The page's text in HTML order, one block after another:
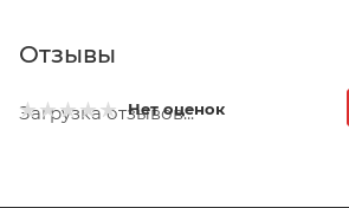
Отзывы
Нет оценок
Загрузка отзывов...